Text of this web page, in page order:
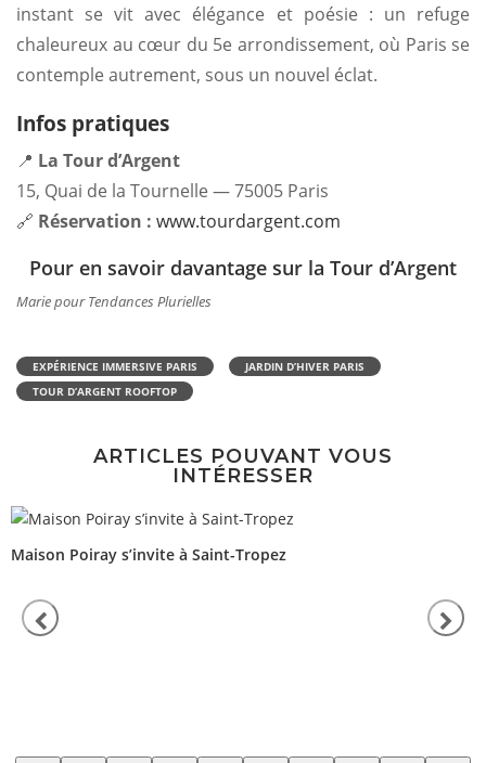
instant se vit avec élégance et poésie : un refuge
chaleureux au cœur du 5e arrondissement, où Paris se
contemple autrement, sous un nouvel éclat.
Infos pratiques
📍 La Tour d’Argent
15, Quai de la Tournelle — 75005 Paris
🔗 Réservation : www.tourdargent.com
Pour en savoir davantage sur la Tour d’Argent
Marie pour Tendances Plurielles
EXPÉRIENCE IMMERSIVE PARIS
JARDIN D’HIVER PARIS
TOUR D’ARGENT ROOFTOP
ARTICLES POUVANT VOUS
INTÉRESSER
Maison Poiray s’invite à Saint-Tropez